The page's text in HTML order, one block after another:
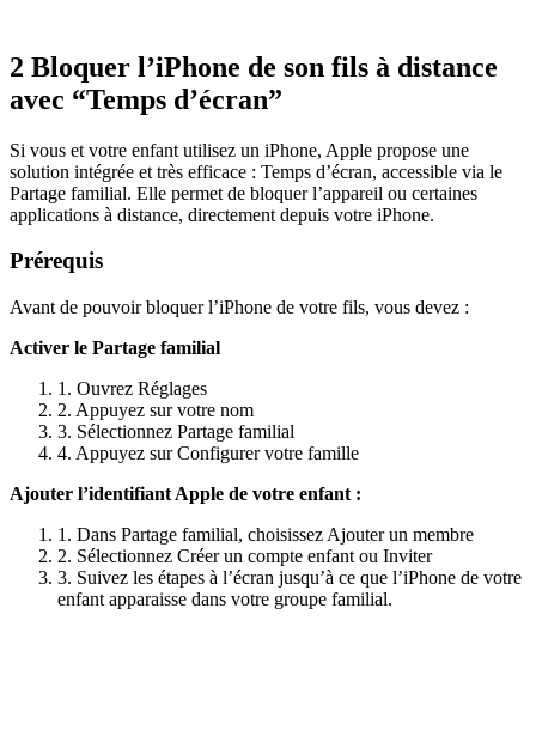
2 Bloquer l’iPhone de son fils à distance
avec “Temps d’écran”
Si vous et votre enfant utilisez un iPhone, Apple propose une
solution intégrée et très efficace : Temps d’écran, accessible via le
Partage familial. Elle permet de bloquer l’appareil ou certaines
applications à distance, directement depuis votre iPhone.
Prérequis
Avant de pouvoir bloquer l’iPhone de votre fils, vous devez :
Activer le Partage familial
1. Ouvrez Réglages
2. Appuyez sur votre nom
3. Sélectionnez Partage familial
4. Appuyez sur Configurer votre famille
Ajouter l’identifiant Apple de votre enfant :
1. Dans Partage familial, choisissez Ajouter un membre
2. Sélectionnez Créer un compte enfant ou Inviter
3. Suivez les étapes à l’écran jusqu’à ce que l’iPhone de votre
enfant apparaisse dans votre groupe familial.